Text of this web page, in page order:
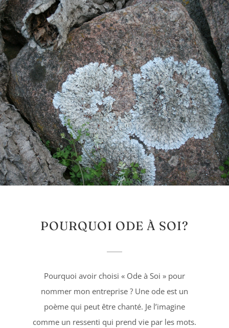
POURQUOI ODE À SOI?
Pourquoi avoir choisi « Ode à Soi » pour
nommer mon entreprise ? Une ode est un
poème qui peut être chanté. Je l’imagine
comme un ressenti qui prend vie par les mots.